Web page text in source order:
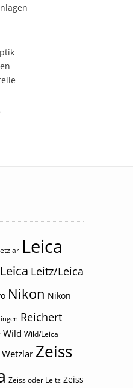
Leica
Leitz/Leica
Nikon Nikon
Reichert
Wild Wild/Leica
Zeiss
Zeiss oder Leitz Zeiss